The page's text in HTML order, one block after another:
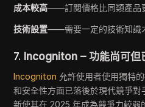
成本較高——訂閱價格比同類產品
技術設置——需要一定的技術知識
7. Incogniton – 功能尚可但
Incogniton 允許使用者使用獨特
和安全性方面已落後於現代競爭
新使其在 2025 年成為競爭力較弱